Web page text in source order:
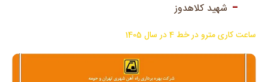
شهید کلاهدوز
ساعت کاری مترو در خط 4 در سال 1405